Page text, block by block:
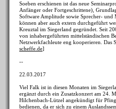
Soeben erschienen ist das neue
Anfänger oder Fortgeschrittene),
Software Amplitude sowie Sprecher- und
können aber auch extern durchgeführt
Kreuztal im Siegerland gegründet. Seit
von inhabergeführten mittelständischen
Netzwerkfachleute eng kooperieren. Das
scheffe.de]
--
22.03.2017
Viel Falk ist in diesen Monaten im
ergänzt durch ein Zusatzkonzert am 24.
Hilchenbach-Lützel angekündigt für
bedienen, da er sich zu einem